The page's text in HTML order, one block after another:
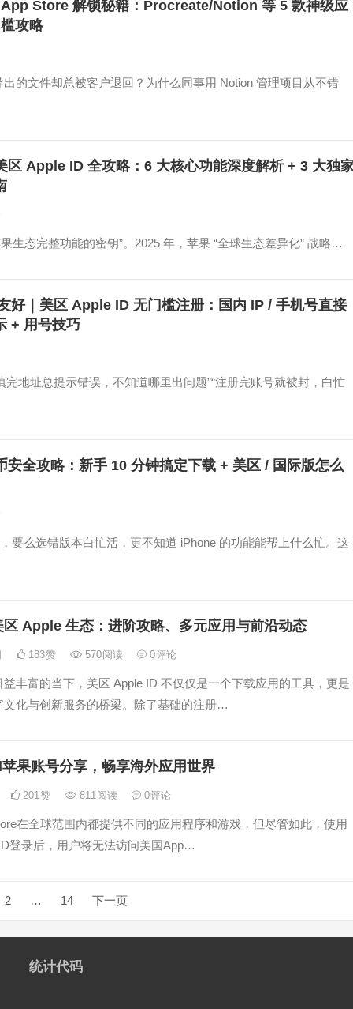
Store 解锁秘籍：Procreate/Notion 等 5 款神级应
攻略
的文件却总被客户退回？为什么同事用 Notion 管理项目从不错
区 Apple ID 全攻略：6 大核心功能深度解析 + 3 大独
生态完整功能的密钥”。2025 年，苹果 “全球生态差异化” 战略…
好｜美区 Apple ID 无门槛注册：国内 IP / 手机号直接
+ 用号技巧
完地址总提示错误，不知道哪里出问题”“注册完账号就被封，白忙
安全攻略：新手 10 分钟搞定下载 + 美区 / 国际版怎么
要么选错版本白忙活，更不知道 iPhone 的功能能帮上什么忙。这
区 Apple 生态：进阶攻略、多元应用与前沿动态
183赞 570阅读 0评论
丰富的当下，美区 Apple ID 不仅仅是一个下载应用的工具，更是
文化与创新服务的桥梁。除了基础的注册…
果账号分享，畅享海外应用世界
201赞 811阅读 0评论
在全球范围内都提供不同的应用程序和游戏，但尽管如此，使用
登录后，用户将无法访问美国App…
2 … 14 下一页
统计代码